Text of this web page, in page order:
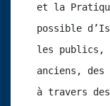
et la
possible
les publics,
anciens, des
à travers